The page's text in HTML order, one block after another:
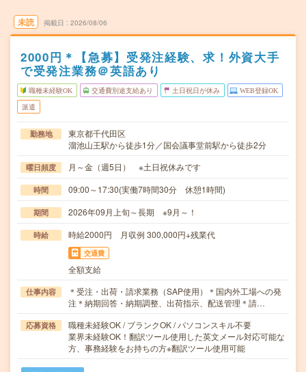
未読 掲載日 2026/08/06
2000円＊【急募】受発注経験、求！外資大手
で受発注業務＠英語あり
職種未経験OK 交通費別途支給あり 土日祝日が休み WEB登録OK
派遣
勤務地
東京都千代田区
溜池山王駅から徒歩1分／国会議事堂前駅から徒歩2分
曜日頻度 月～金（週5日） ※土日祝休みです
時間 09:00～17:30(実働7時間30分 休憩1時間)
期間 2026年09月上旬～長期 ※9月～！
時給 時給2000円 月収例 300,000円+残業代
交通費
全額支給
仕事内容
＊受注・出荷・請求業務（SAP使用）＊国内外工場への発
注＊納期回答・納期調整、出荷指示、配送管理＊請…
応募資格
職種未経験OK / ブランクOK / パソコンスキル不要
業界未経験OK！翻訳ツール使用した英文メール対応可能な
方、事務経験をお持ちの方※翻訳ツール使用可能